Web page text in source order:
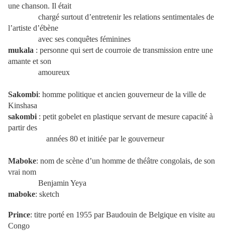
une chanson. Il était
chargé surtout d’entretenir les relations sentimentales de
l’artiste d’ébène
avec ses conquêtes féminines
mukala : personne qui sert de courroie de transmission entre une
amante et son
amoureux
Sakombi: homme politique et ancien gouverneur de la ville de
Kinshasa
sakombi : petit gobelet en plastique servant de mesure capacité à
partir des
années 80 et initiée par le gouverneur
Maboke: nom de scène d’un homme de théâtre congolais, de son
vrai nom
Benjamin Yeya
maboke: sketch
Prince: titre porté en 1955 par Baudouin de Belgique en visite au
Congo